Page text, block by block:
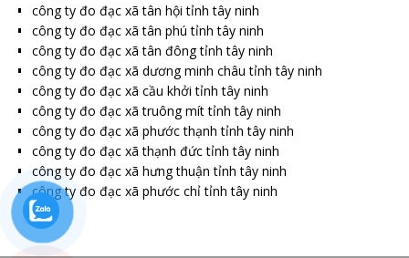
công ty đo đạc xã tân hội tỉnh tây ninh
công ty đo đạc xã tân phú tỉnh tây ninh
công ty đo đạc xã tân đông tỉnh tây ninh
công ty đo đạc xã dương minh châu tỉnh tây ninh
công ty đo đạc xã cầu khởi tỉnh tây ninh
công ty đo đạc xã truông mít tỉnh tây ninh
công ty đo đạc xã phước thạnh tỉnh tây ninh
công ty đo đạc xã thạnh đức tỉnh tây ninh
công ty đo đạc xã hưng thuận tỉnh tây ninh
công ty đo đạc xã phước chỉ tỉnh tây ninh